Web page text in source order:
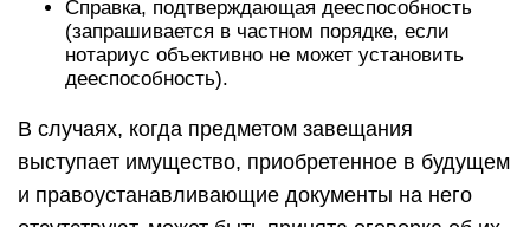
Справка, подтверждающая дееспособность
(запрашивается в частном порядке, если
нотариус объективно не может установить
дееспособность).
В случаях, когда предметом завещания
выступает имущество, приобретенное в будущем
и правоустанавливающие документы на него